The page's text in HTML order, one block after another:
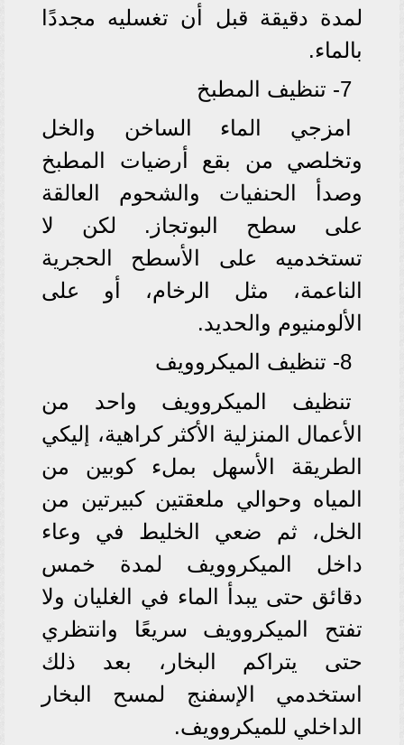
لمدة دقيقة قبل أن تغسليه مجددًا
بالماء.
7- تنظيف المطبخ
امزجي الماء الساخن والخل
وتخلصي من بقع أرضيات المطبخ
وصدأ الحنفيات والشحوم العالقة
على سطح البوتجاز. لكن لا
تستخدميه على الأسطح الحجرية
الناعمة، مثل الرخام، أو على
الألومنيوم والحديد.
8- تنظيف الميكروويف
تنظيف الميكروويف واحد من
الأعمال المنزلية الأكثر كراهية، إليكي
الطريقة الأسهل بملء كوبين من
المياه وحوالي ملعقتين كبيرتين من
الخل، ثم ضعي الخليط في وعاء
داخل الميكروويف لمدة خمس
دقائق حتى يبدأ الماء في الغليان ولا
تفتح الميكروويف سريعًا وانتظري
حتى يتراكم البخار، بعد ذلك
استخدمي الإسفنج لمسح البخار
الداخلي للميكروويف.